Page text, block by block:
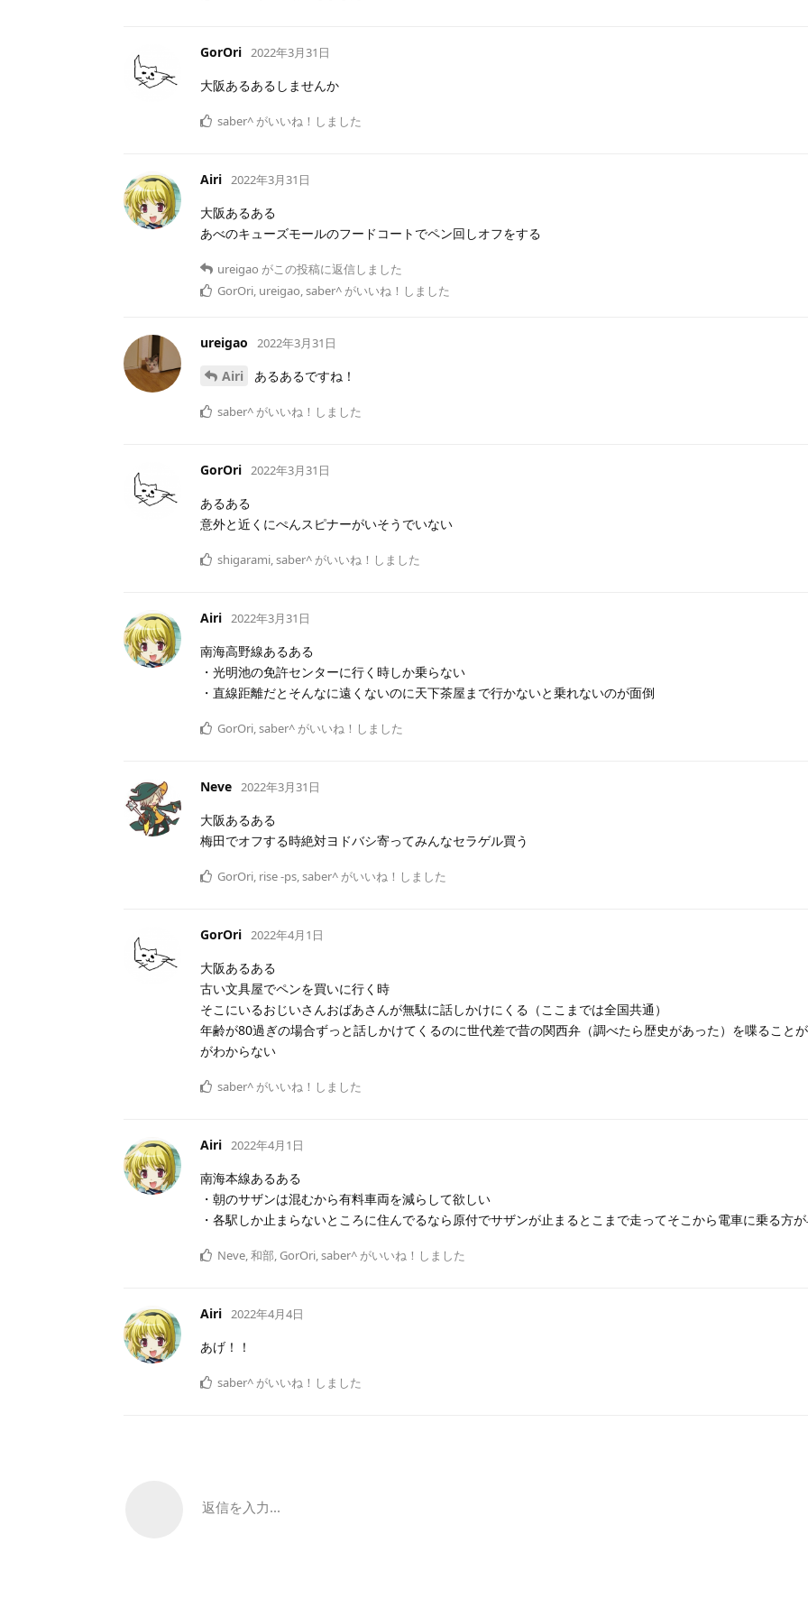
GorOri 2022年3月31日
大阪あるあるしませんか
saber^ がいいね！しました
Airi 2022年3月31日
大阪あるある
あべのキューズモールのフードコートでペン回しオフをする
ureigao がこの投稿に返信しました
GorOri, ureigao,saber^ がいいね！しました
ureigao 2022年3月31日
Airi あるあるですね！
saber^ がいいね！しました
GorOri 2022年3月31日
あるある
意外と近くにぺんスピナーがいそうでいない
shigarami,saber^ がいいね！しました
Airi 2022年3月31日
南海高野線あるある
・光明池の免許センターに行く時しか乗らない
・直線距離だとそんなに遠くないのに天下茶屋まで行かないと乗れないのが面倒
GorOri,saber^ がいいね！しました
Neve 2022年3月31日
大阪あるある
梅田でオフする時絶対ヨドバシ寄ってみんなセラゲル買う
GorOri, rise -ps,saber^ がいいね！しました
GorOri 2022年4月1日
大阪あるある
古い文具屋でペンを買いに行く時
そこにいるおじいさんおばあさんが無駄に話しかけにくる（ここまでは全国共通）
年齢が80過ぎの場合ずっと話しかけてくるのに世代差で昔の関西弁（調べたら歴史があった）を喋ること
がわからない
saber^ がいいね！しました
Airi 2022年4月1日
南海本線あるある
・朝のサザンは混むから有料車両を減らして欲しい
・各駅しか止まらないところに住んでるなら原付でサザンが止まるとこまで走ってそこから電車に乗る方
Neve,和部, GorOri,saber^ がいいね！しました
Airi 2022年4月4日
あげ！！
saber^ がいいね！しました
返信を入力...